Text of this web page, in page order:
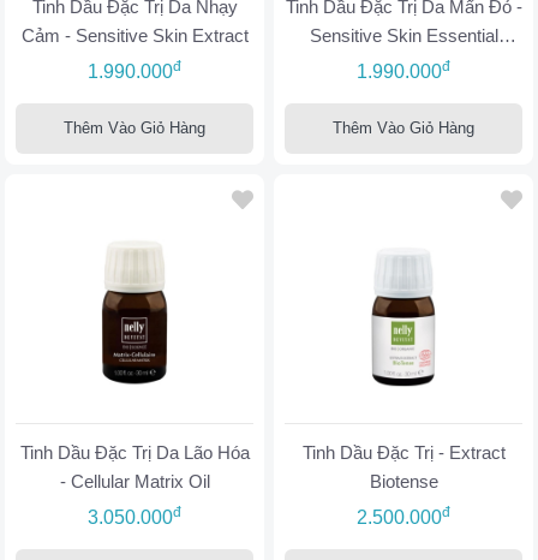
Tinh Dầu Đặc Trị Da Nhạy
Cảm - Sensitive Skin Extract
1.990.000đ
Thêm Vào Giỏ Hàng
Tinh Dầu Đặc Trị Da Mẩn Đỏ -
Sensitive Skin Essential
Concentrate
1.990.000đ
Thêm Vào Giỏ Hàng
Tinh Dầu Đặc Trị Da Lão Hóa
- Cellular Matrix Oil
3.050.000đ
Tinh Dầu Đặc Trị - Extract
Biotense
2.500.000đ